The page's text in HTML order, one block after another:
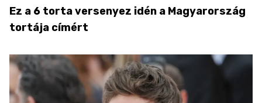
Ez a 6 torta versenyez idén a Magyarország
tortája címért